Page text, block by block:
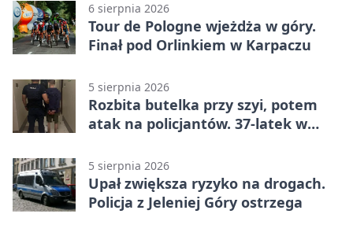
6 sierpnia 2026
Tour de Pologne wjeżdża w góry.
Finał pod Orlinkiem w Karpaczu
5 sierpnia 2026
Rozbita butelka przy szyi, potem
atak na policjantów. 37-latek w
5 sierpnia 2026
Upał zwiększa ryzyko na drogach.
Policja z Jeleniej Góry ostrzega